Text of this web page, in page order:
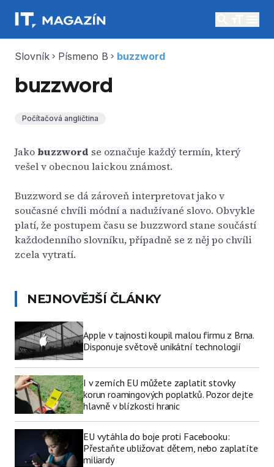
Slovník chevron_right Písmeno B chevron_right buzzword
buzzword
Počítačová angličtina
Jako buzzword se označuje každý termín, který
vešel v obecnou laickou známost.
Buzzword se dá zároveň interpretovat jako v
současné chvíli módní a nadužívané slovo. Obvykle
platí, že postupem času se buzzword stane součástí
každodenního slovníku, případně se z něj po chvíli
zcela vytratí.
NEJNOVĚJŠÍ ČLÁNKY
Apple v tajnosti koupil malou firmu z Brna.
Disponuje světově unikátní technologií
I v zemích EU můžete zaplatit stovky
korun roamingových poplatků. Pozor dejte
hlavně v blízkosti hranic
EU vytáhla do boje proti Facebooku:
Přestaňte ubližovat dětem, nebo zaplatíte
miliardy